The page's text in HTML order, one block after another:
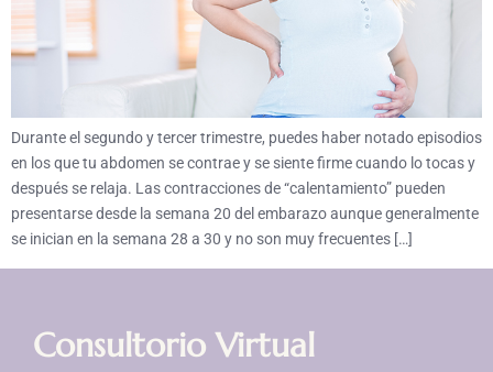
Durante el segundo y tercer trimestre, puedes haber notado episodios
en los que tu abdomen se contrae y se siente firme cuando lo tocas y
después se relaja. Las contracciones de “calentamiento” pueden
presentarse desde la semana 20 del embarazo aunque generalmente
se inician en la semana 28 a 30 y no son muy frecuentes […]
Consultorio Virtual